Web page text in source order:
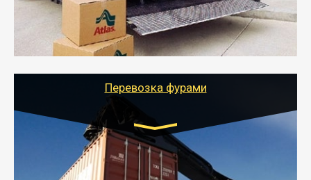
- Тайгер Логистик подберет автотранспорт, быстро и
качественно организует переезд к новому месту
службы или работы с гарантией сохранности груза и
оформлением документов, подтверждающих
Перевозка фурами
Транспорт:
Еврофура Тент от 5 до 10 тонн
грузоподъемность